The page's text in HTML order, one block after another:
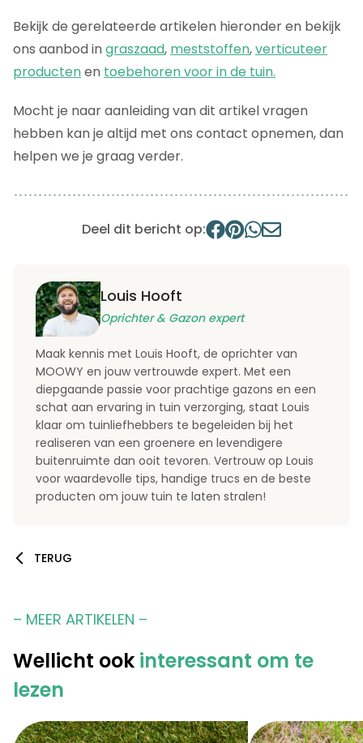
Bekijk de gerelateerde artikelen hieronder en bekijk
ons aanbod ingraszaad, meststoffen,verticuteer
productenen toebehoren voor in de tuin.
Mocht je naar aanleiding van dit artikel vragen
hebben kan je altijd met ons contact opnemen, dan
helpen we je graag verder.
Deel dit bericht op:
Louis Hooft
Oprichter & Gazon expert
Maak kennis met Louis Hooft, de oprichter van
MOOWY en jouw vertrouwde expert. Met een
diepgaande passie voor prachtige gazons en een
schat aan ervaring in tuin verzorging, staat Louis
klaar om tuinliefhebbers te begeleiden bij het
realiseren van een groenere en levendigere
buitenruimte dan ooit tevoren. Vertrouw op Louis
voor waardevolle tips, handige trucs en de beste
producten om jouw tuin te laten stralen!
TERUG
– MEER ARTIKELEN –
Wellicht ook interessant om te
lezen